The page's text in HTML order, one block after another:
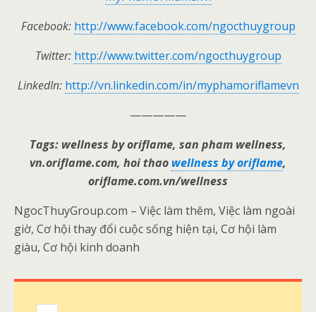
Facebook: http://www.facebook.com/ngocthuygroup
Twitter: http://www.twitter.com/ngocthuygroup
LinkedIn: http://vn.linkedin.com/in/myphamoriflamevn
—————
Tags: wellness by oriflame, san pham wellness,
vn.oriflame.com, hoi thao wellness by oriflame,
oriflame.com.vn/wellness
NgocThuyGroup.com – Việc làm thêm, Việc làm ngoài
giờ, Cơ hội thay đổi cuộc sống hiện tại, Cơ hội làm
giàu, Cơ hội kinh doanh